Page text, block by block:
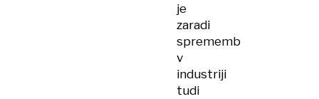
je
zaradi
sprememb
v
industriji
tudi